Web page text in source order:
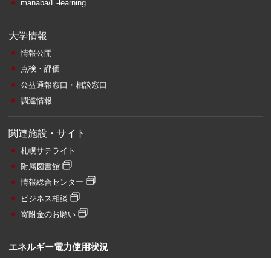
manaba/E-learning
大学情報
情報公開
点検・評価
公益通報窓口・相談窓口
調達情報
関連施設・サイト
札幌サテライト
附属図書館
情報総合センター
ビジネス相談
寄附金のお願い
エネルギー電力使用状況